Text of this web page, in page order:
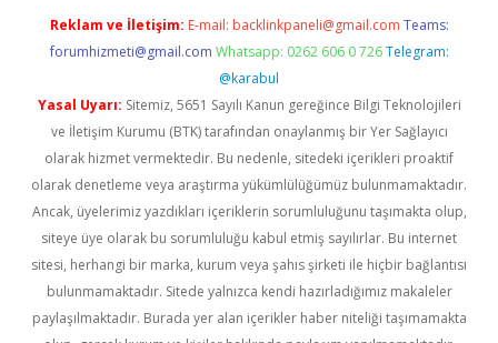
Reklam ve İletişim: E-mail: backlinkpaneli@gmail.com Teams:
forumhizmeti@gmail.com Whatsapp: 0262 606 0 726 Telegram:
@karabul
Yasal Uyarı: Sitemiz, 5651 Sayılı Kanun gereğince Bilgi Teknolojileri
ve İletişim Kurumu (BTK) tarafından onaylanmış bir Yer Sağlayıcı
olarak hizmet vermektedir. Bu nedenle, sitedeki içerikleri proaktif
olarak denetleme veya araştırma yükümlülüğümüz bulunmamaktadır.
Ancak, üyelerimiz yazdıkları içeriklerin sorumluluğunu taşımakta olup,
siteye üye olarak bu sorumluluğu kabul etmiş sayılırlar. Bu internet
sitesi, herhangi bir marka, kurum veya şahıs şirketi ile hiçbir bağlantısı
bulunmamaktadır. Sitede yalnızca kendi hazırladığımız makaleler
paylaşılmaktadır. Burada yer alan içerikler haber niteliği taşımamakta